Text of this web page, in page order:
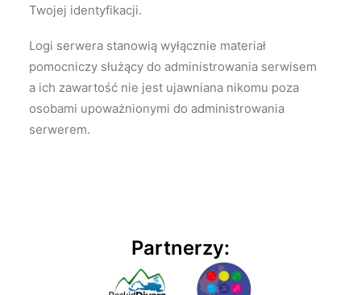
Twojej identyfikacji.
Logi serwera stanowią wyłącznie materiał
pomocniczy służący do administrowania serwisem
a ich zawartość nie jest ujawniana nikomu poza
osobami upoważnionymi do administrowania
serwerem.
Partnerzy: